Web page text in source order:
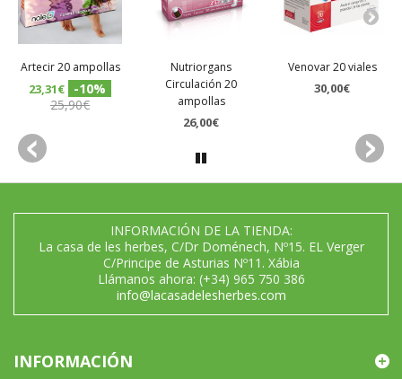
Artecir 20 ampollas
23,31€
-10%
25,90€
Nutriorgans
Circulación 20
ampollas
26,00€
Venovar 20 viales
30,00€
INFORMACIÓN DE LA TIENDA:
La casa de les herbes, C/Dr Doménech, Nº15. EL Verger
C/Principe de Asturias Nº11. Xábia
Llámanos ahora: (+34) 965 750 386
info@lacasadelesherbes.com
INFORMACIÓN